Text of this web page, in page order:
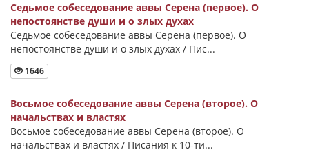
Седьмое собеседование аввы Серена (первое). О
непостоянстве души и о злых духах
Седьмое собеседование аввы Серена (первое). О
непостоянстве души и о злых духах / Пис...
1646
Восьмое собеседование аввы Серена (второе). О
начальствах и властях
Восьмое собеседование аввы Серена (второе). О
начальствах и властях / Писания к 10-ти...